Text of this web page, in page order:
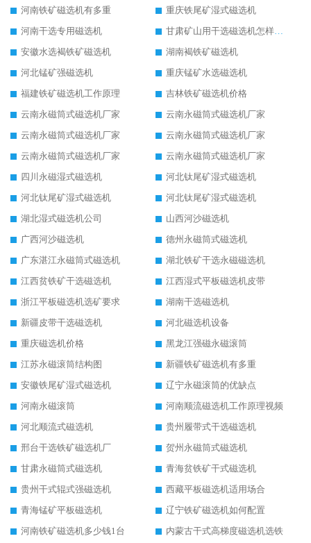
河南铁矿磁选机有多重
重庆铁尾矿湿式磁选机
河南干选专用磁选机
甘肃矿山用干选磁选机怎样调磁
安徽水选褐铁矿磁选机
湖南褐铁矿磁选机
河北锰矿强磁选机
重庆锰矿水选磁选机
福建铁矿磁选机工作原理
吉林铁矿磁选机价格
云南永磁筒式磁选机厂家
云南永磁筒式磁选机厂家
云南永磁筒式磁选机厂家
云南永磁筒式磁选机厂家
云南永磁筒式磁选机厂家
云南永磁筒式磁选机厂家
四川永磁湿式磁选机
河北钛尾矿湿式磁选机
河北钛尾矿湿式磁选机
河北钛尾矿湿式磁选机
湖北湿式磁选机公司
山西河沙磁选机
广西河沙磁选机
德州永磁筒式磁选机
广东湛江永磁筒式磁选机
湖北铁矿干选永磁磁选机
江西贫铁矿干选磁选机
江西湿式平板磁选机皮带
浙江平板磁选机选矿要求
湖南干选磁选机
新疆皮带干选磁选机
河北磁选机设备
重庆磁选机价格
黑龙江强磁永磁滚筒
江苏永磁滚筒结构图
新疆铁矿磁选机有多重
安徽铁尾矿湿式磁选机
辽宁永磁滚筒的优缺点
河南永磁滚筒
河南顺流磁选机工作原理视频
河北顺流式磁选机
贵州履带式干选磁选机
邢台干选铁矿磁选机厂
贺州永磁筒式磁选机
甘肃永磁筒式磁选机
青海贫铁矿干式磁选机
贵州干式辊式强磁选机
西藏平板磁选机适用场合
青海锰矿平板磁选机
辽宁铁矿磁选机如何配置
河南铁矿磁选机多少钱1台
内蒙古干式高梯度磁选机选铁